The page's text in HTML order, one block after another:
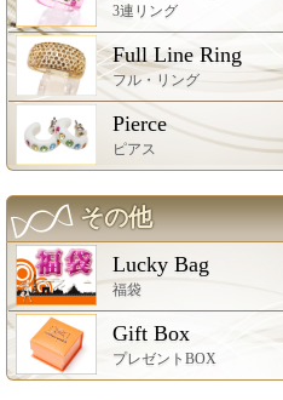
3連リング
Full Line Ring
フル・リング
Pierce
ピアス
その他
Lucky Bag
福袋
Gift Box
プレゼントBOX